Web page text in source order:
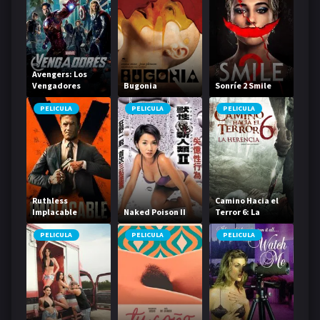
Avengers: Los
Vengadores
Bugonia Sonríe 2 Smile
PELICULA
Ruthless
Implacable
PELICULA
Naked Poison II
PELICULA
Camino Hacia el
Terror 6: La
Herencia
PELICULA PELICULA PELICULA